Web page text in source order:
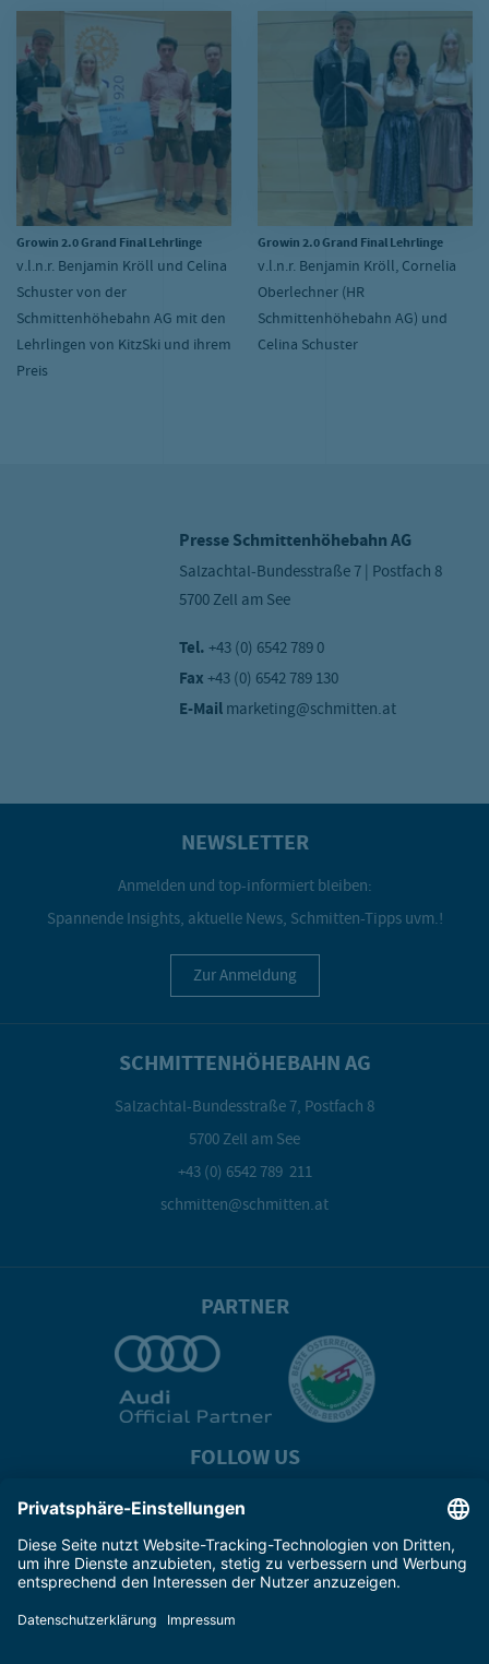
Growin 2.0 Grand Final Lehrlinge
v.l.n.r. Benjamin Kröll und Celina
Schuster von der
Schmittenhöhebahn AG mit den
Lehrlingen von KitzSki und ihrem
Preis
Growin 2.0 Grand Final Lehrlinge
v.l.n.r. Benjamin Kröll, Cornelia
Oberlechner (HR
Schmittenhöhebahn AG) und
Celina Schuster
Presse Schmittenhöhebahn AG
Salzachtal-Bundesstraße 7 | Postfach 8
5700 Zell am See
Tel. +43 (0) 6542 789 0
Fax +43 (0) 6542 789 130
E-Mail marketing@schmitten.at
NEWSLETTER
Anmelden und top-informiert bleiben:
Spannende Insights, aktuelle News, Schmitten-Tipps uvm.!
Zur Anmeldung
SCHMITTENHÖHEBAHN AG
Salzachtal-Bundesstraße 7, Postfach 8
5700 Zell am See
+43 (0) 6542 789 211
schmitten@schmitten.at
PARTNER
FOLLOW US
Impressum Unternehmen